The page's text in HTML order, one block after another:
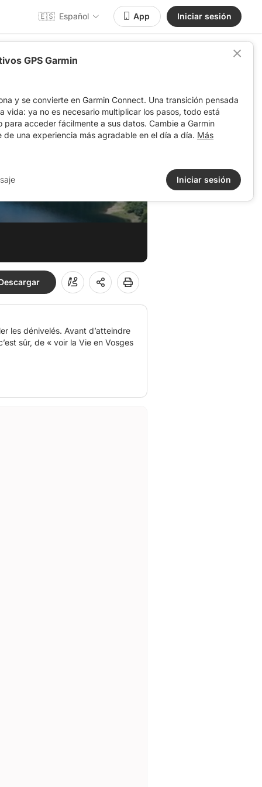
🇪🇸 Español App Iniciar sesión
les dénivelés. Avant d’atteindre
sûr, de « voir la Vie en Vosges
GPS Garmin
y se convierte en Garmin Connect. Una transición pensada
vida: ya no es necesario multiplicar los pasos, todo está
para acceder fácilmente a sus datos. Cambie a Garmin
una experiencia más agradable en el día a día. Más
Iniciar sesión